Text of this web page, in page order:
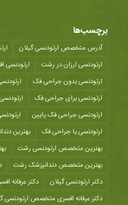
برچسب‌ها
آدرس متخصص ارتودنسی گیلان
ارتودنسی ارزان در رشت
ارتودنسی
ارتودنسی بدون جراحی فک
ارتودنسی برای جراحی فک
ارتودنسی جراحی فک پایین
ارتودنسی یا جراحی فک
بهترین
بهترین متخصص ارتودنسی رشت
بهترین متخصص دندانپزشک رشت
دکتر ارتودنسی گیلان
دکتر عرفانه
دکتر عرفانه افسری متخصص ارتودنسی